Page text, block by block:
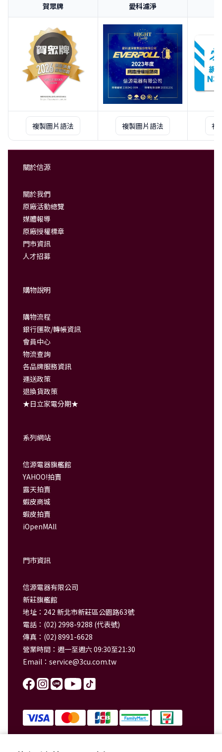
賀眾牌 愛科濾淨
複製圖片語法 複製圖片語法 複
關於信源
關於我們
原廠活動總覽
媒體報導
原廠授權標章
門市資訊
人才招募
購物說明
購物流程
銀行匯款/轉帳資訊
會員中心
物流查詢
各品牌服務資訊
運送政策
退換貨政策
★日立家電分期★
系列網站
信源電器旗艦館
YAHOO!拍賣
露天拍賣
蝦皮商城
蝦皮拍賣
iOpenMAll
門市資訊
信源電器有限公司
新莊旗艦館
地址：242 新北市新莊區公園路63號
電話：(02) 2998-9288 (代表號)
傳真：(02) 8991-6628
營業時間：週一至週六 09:30至21:30
Email： service@3cu.com.tw